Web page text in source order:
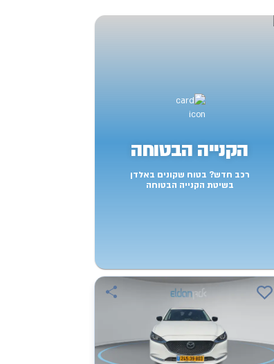
הקנייה הבטוחה
רכב חדש? בטוח שקונים באלדן
בשיטת הקנייה הבטוחה